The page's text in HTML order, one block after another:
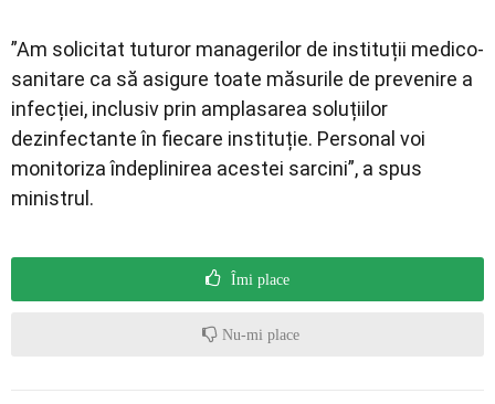
”Am solicitat tuturor managerilor de instituții medico-
sanitare ca să asigure toate măsurile de prevenire a
infecției, inclusiv prin amplasarea soluțiilor
dezinfectante în fiecare instituție. Personal voi
monitoriza îndeplinirea acestei sarcini”, a spus
ministrul.
Îmi place
Nu-mi place